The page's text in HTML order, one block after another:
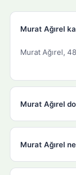
Murat Ağırel
Murat Ağırel,
Murat Ağırel
Murat Ağırel